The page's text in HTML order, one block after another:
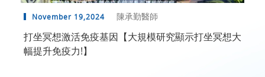
November 19,2024 陳承勤醫師
打坐冥想激活免疫基因【大規模研究顯示打坐冥想大
幅提升免疫力!】